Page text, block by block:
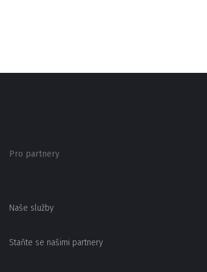
Pro partnery
Naše služby
Staňte se našimi partnery